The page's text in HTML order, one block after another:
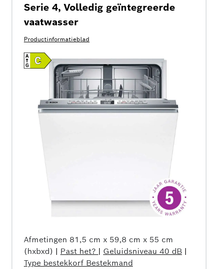
Serie 4, Volledig geïntegreerde
vaatwasser
Productinformatieblad
Afmetingen 81,5 cm x 59,8 cm x 55 cm
(hxbxd) | Past het? | Geluidsniveau 40 dB |
Type bestekkorf Bestekmand